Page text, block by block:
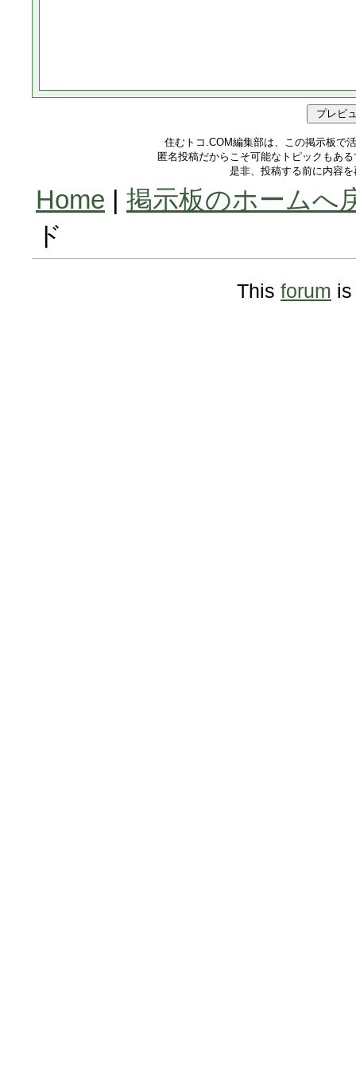
住むトコ.COM編集部は、この掲示板で
匿名投稿だからこそ可能なトピックもあ
是非、投稿する前に内容
Home | 掲示板のホームへ
ド
This forum